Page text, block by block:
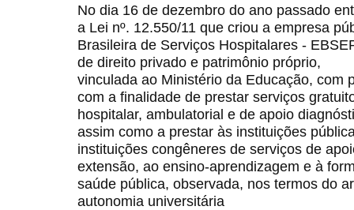
No dia 16 de dezembro do ano passado
a Lei nº. 12.550/11 que criou a empresa
Brasileira de Serviços Hospitalares -
de direito privado e patrimônio próprio,
vinculada ao Ministério da Educação, com
com a finalidade de prestar serviços
hospitalar, ambulatorial e de apoio
assim como a prestar às instituições
instituições congêneres de serviços de
extensão, ao ensino-aprendizagem e à
saúde pública, observada, nos termos do
autonomia universitária